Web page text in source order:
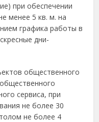
при обеспечении
менее 5 кв. м. на
графика работы в
дни-
общественного
сервиса, при
не более 30
не более 4